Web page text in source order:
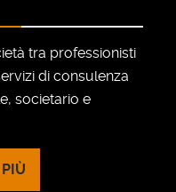
tra professionisti
di consulenza
societario e